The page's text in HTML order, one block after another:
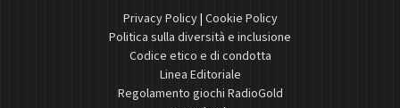
Privacy Policy| Cookie Policy
Politica sulla diversità e inclusione
Codice etico e di condotta
Linea Editoriale
Regolamento giochi RadioGold